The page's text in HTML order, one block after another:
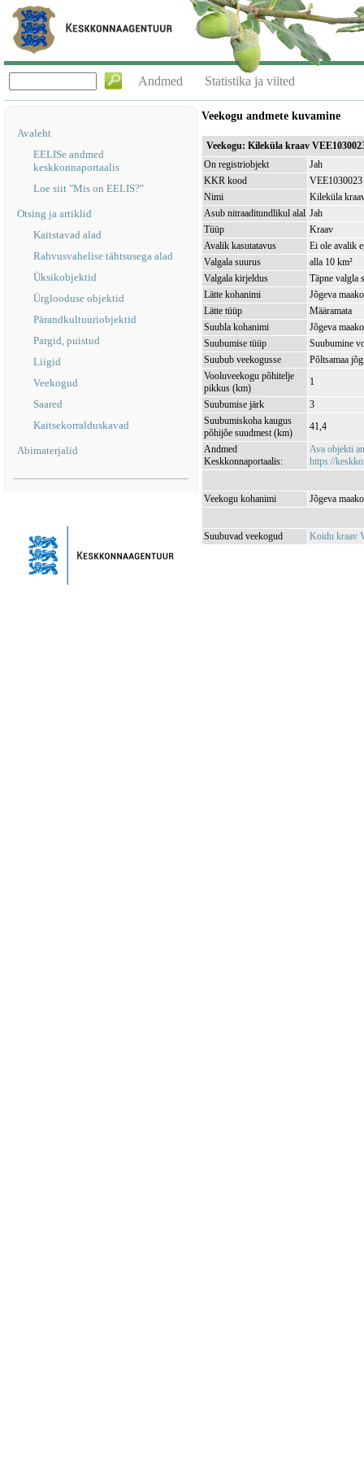
Andmed Statistika ja viited
Avaleht
EELISe andmed
keskkonnaportaalis
Loe siit "Mis on EELIS?"
Otsing ja artiklid
Kaitstavad alad
Rahvusvahelise tähtsusega alad
Üksikobjektid
Ürglooduse objektid
Pärandkultuuriobjektid
Pargid, puistud
Liigid
Veekogud
Saared
Kaitsekorralduskavad
Abimaterjalid
Veekogu andmete kuvamine
Veekogu: Kileküla kraav
On registriobjekt
Jah
KKR kood
VEE1030023
Nimi
Kileküla
Asub nitraaditundlikul alal Jah
Tüüp
Kraav
Avalik kasutatavus
Ei ole avalik
Valgala suurus
alla 10 km²
Valgala kirjeldus
Täpne valgla
Lätte kohanimi
Jõgeva
Lätte tüüp
Määramata
Suubla kohanimi
Jõgeva
Suubumise tüüp
Suubumine
Suubub veekogusse
Põltsamaa
Vooluveekogu põhitelje
pikkus (km)
1
Suubumise järk
3
Suubumiskoha kaugus
põhijõe suudmest (km)
41,4
Andmed
Keskkonnaportaalis:
Ava objekti
https://
Veekogu kohanimi Jõgeva
Suubuvad veekogud Koidu kraav